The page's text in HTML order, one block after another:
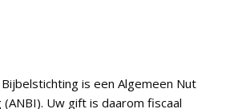
is een Algemeen Nut
Uw gift is daarom fiscaal